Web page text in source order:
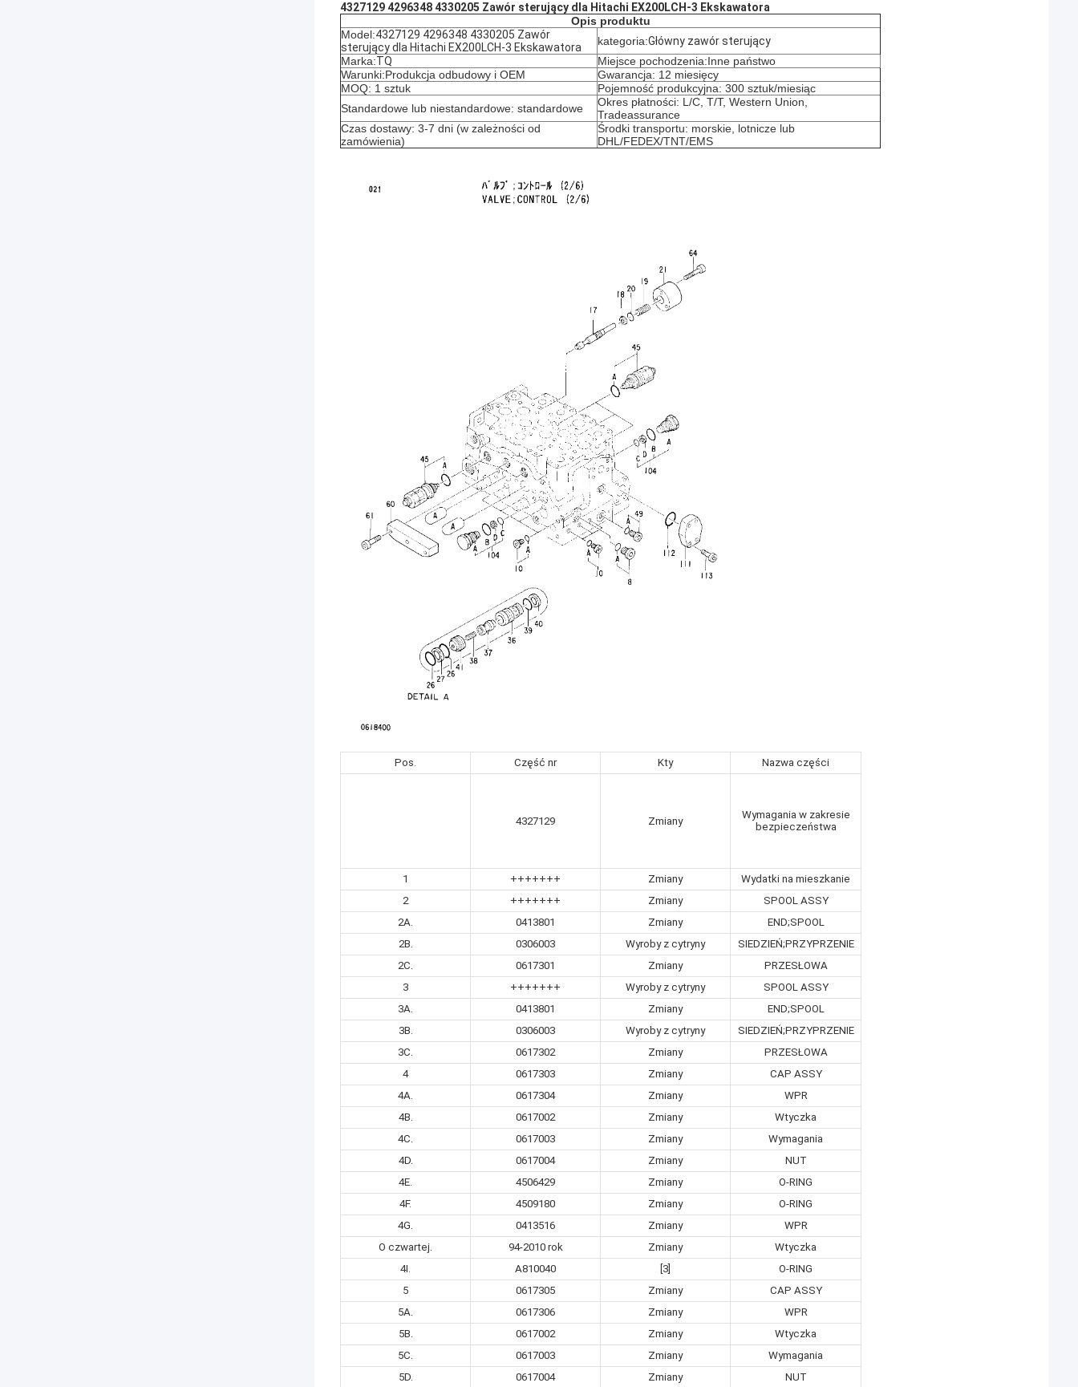
4327129 4296348 4330205 Zawór sterujący dla Hitachi EX200LCH-3 Ekskawatora
Opis produktu
Model:4327129 4296348 4330205 Zawór
sterujący dla Hitachi EX200LCH-3 Ekskawatora
kategoria:Główny zawór sterujący
Marka:TQ
Miejsce pochodzenia:Inne państwo
Warunki:Produkcja odbudowy i OEM
Gwarancja: 12 miesięcy
MOQ: 1 sztuk
Pojemność produkcyjna: 300 sztuk/miesiąc
Standardowe lub niestandardowe: standardowe
Okres płatności: L/C, T/T, Western Union,
Tradeassurance
Czas dostawy: 3-7 dni (w zależności od
zamówienia)
Środki transportu: morskie, lotnicze lub
DHL/FEDEX/TNT/EMS
Pos. Część nr Kty Nazwa części
4327129 Zmiany
Wymagania w zakresie
bezpieczeństwa
1 +++++++ Zmiany
Wydatki na mieszkanie
2
+++++++ Zmiany
SPOOL ASSY
2A.
0413801 Zmiany
END;SPOOL
2B.
0306003 Wyroby z cytryny
SIEDZIEŃ;PRZYPRZENIE
2C.
0617301 Zmiany
PRZESŁOWA
3
+++++++ Wyroby z cytryny
SPOOL ASSY
3A.
0413801 Zmiany
END;SPOOL
3B.
0306003 Wyroby z cytryny
SIEDZIEŃ;PRZYPRZENIE
3C.
0617302 Zmiany
PRZESŁOWA
4
0617303 Zmiany
CAP ASSY
4A.
0617304 Zmiany
WPR
4B.
0617002 Zmiany
Wtyczka
4C.
0617003 Zmiany
Wymagania
4D.
0617004 Zmiany
NUT
4E.
4506429 Zmiany
O-RING
4F.
4509180 Zmiany
O-RING
4G.
0413516 Zmiany
WPR
O czwartej.
94-2010 rok Zmiany
Wtyczka
4I.
A810040 [3]
O-RING
5
0617305 Zmiany
CAP ASSY
5A.
0617306 Zmiany
WPR
5B.
0617002 Zmiany
Wtyczka
5C.
0617003 Zmiany
Wymagania
5D.
0617004 Zmiany NUT